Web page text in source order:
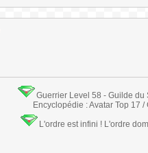
Guerrier Level 58 - Guilde
Encyclopédie : Avatar Top 17 /
L'ordre est infini ! L'ordre